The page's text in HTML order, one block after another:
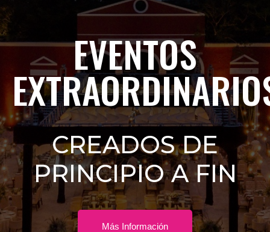
EVENTOS
CREADOS DE
PRINCIPIO A FIN
Más Información